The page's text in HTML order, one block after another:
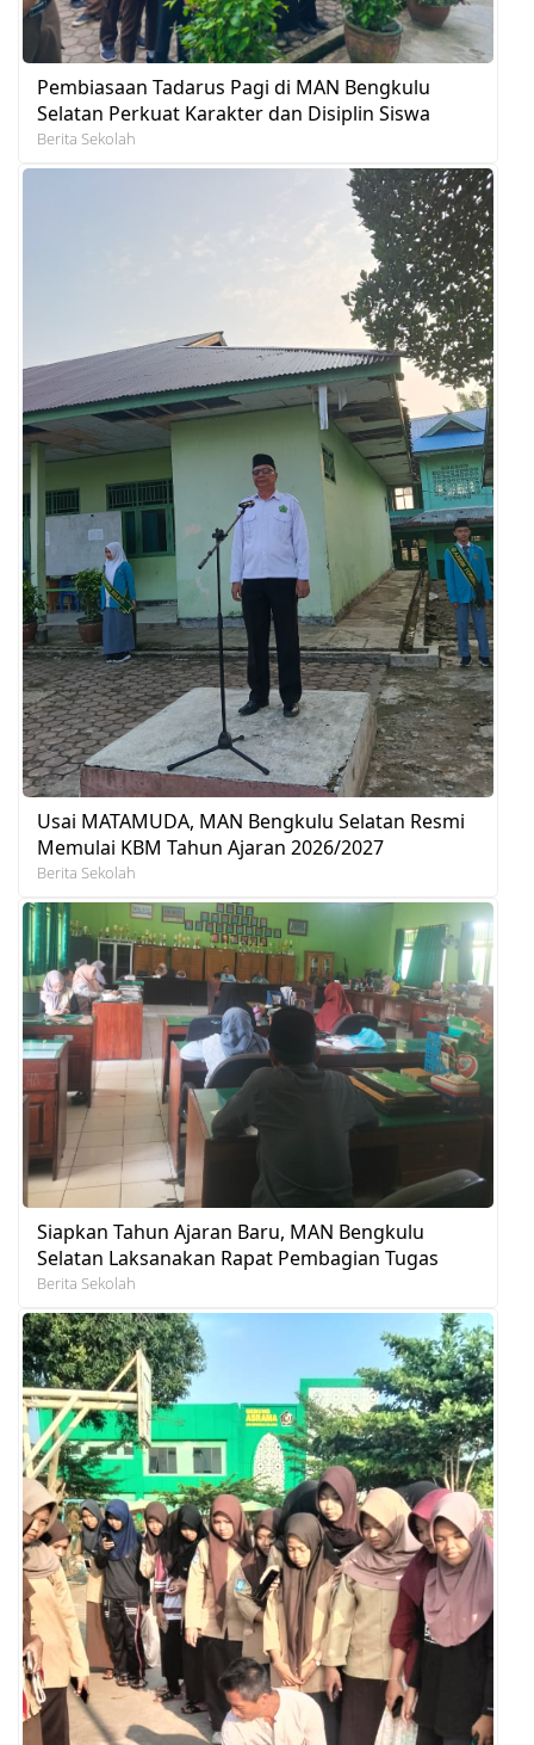
Pembiasaan Tadarus Pagi di MAN Bengkulu
Selatan Perkuat Karakter dan Disiplin Siswa
Berita Sekolah
Usai MATAMUDA, MAN Bengkulu Selatan Resmi
Memulai KBM Tahun Ajaran 2026/2027
Berita Sekolah
Siapkan Tahun Ajaran Baru, MAN Bengkulu
Selatan Laksanakan Rapat Pembagian Tugas
Berita Sekolah